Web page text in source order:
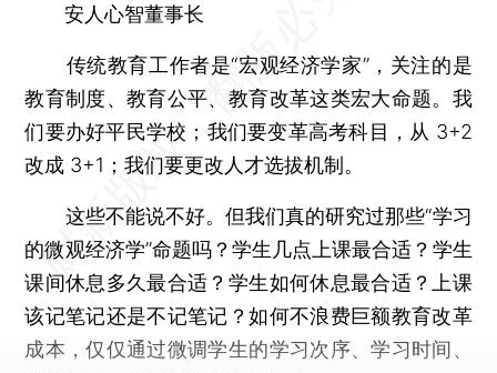
安人心智董事长
传统教育工作者是“宏观经济学家”，关注的是
教育制度、教育公平、教育改革这类宏大命题。我
们要办好平民学校；我们要变革高考科目，从 3+2
改成 3+1；我们要更改人才选拔机制。
这些不能说不好。但我们真的研究过那些“学习
的微观经济学”命题吗？学生几点上课最合适？学生
课间休息多久最合适？学生如何休息最合适？上课
该记笔记还是不记笔记？如何不浪费巨额教育改革
成本，仅仅通过微调学生的学习次序、学习时间、